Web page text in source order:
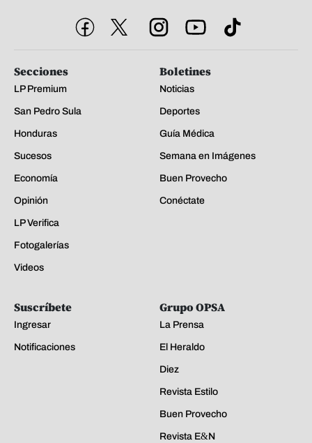
Secciones
LP Premium
San Pedro Sula
Honduras
Sucesos
Economía
Opinión
LP Verifica
Fotogalerías
Videos
Boletines
Noticias
Deportes
Guía Médica
Semana en Imágenes
Buen Provecho
Conéctate
Suscríbete
Ingresar
Notificaciones
Grupo OPSA
La Prensa
El Heraldo
Diez
Revista Estilo
Buen Provecho
Revista E&N